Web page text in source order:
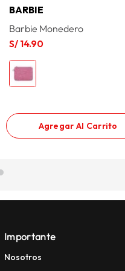
BARBIE
Barbie Monedero
S/ 14.90
Agregar Al Carrito
Importante
Nosotros